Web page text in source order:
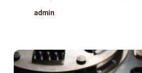
admin